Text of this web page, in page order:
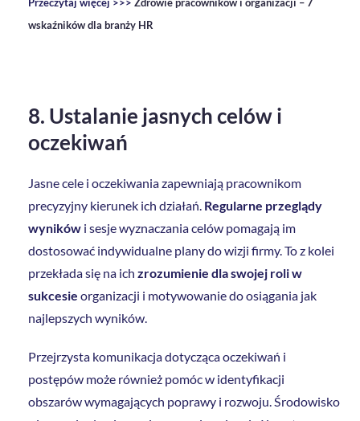
Przeczytaj więcej >>> Zdrowie pracowników i organizacji – 7
wskaźników dla branży HR
8. Ustalanie jasnych celów i
oczekiwań
Jasne cele i oczekiwania zapewniają pracownikom
precyzyjny kierunek ich działań. Regularne przeglądy
wyników i sesje wyznaczania celów pomagają im
dostosować indywidualne plany do wizji firmy. To z kolei
przekłada się na ich zrozumienie dla swojej roli w
sukcesie organizacji i motywowanie do osiągania jak
najlepszych wyników.
Przejrzysta komunikacja dotycząca oczekiwań i
postępów może również pomóc w identyfikacji
obszarów wymagających poprawy i rozwoju. Środowisko